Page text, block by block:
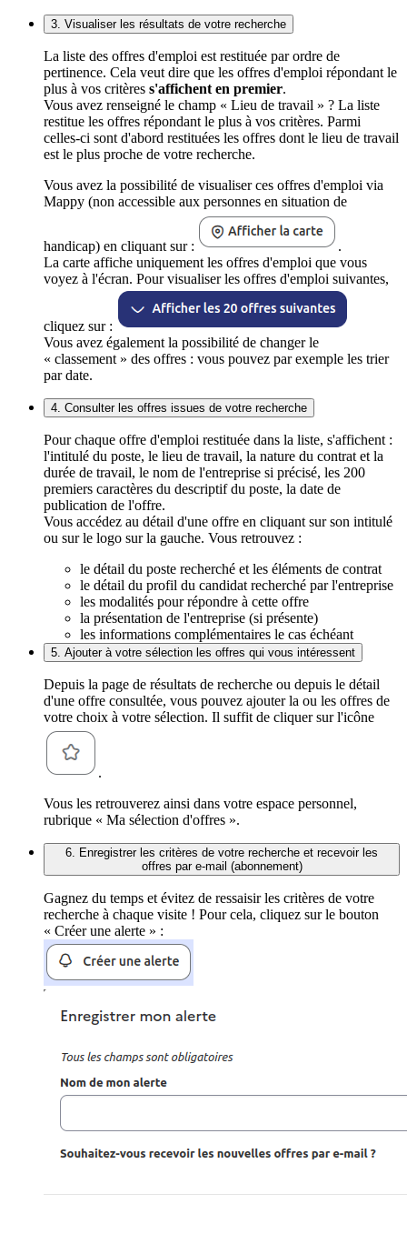
3. Visualiser les résultats de votre recherche
La liste des offres d'emploi est restituée par ordre de
pertinence. Cela veut dire que les offres d'emploi répondant le
plus à vos critères s'affichent en premier.
Vous avez renseigné le champ « Lieu de travail » ? La liste
restitue les offres répondant le plus à vos critères. Parmi
celles-ci sont d'abord restituées les offres dont le lieu de travail
est le plus proche de votre recherche.
Vous avez la possibilité de visualiser ces offres d'emploi via
Mappy (non accessible aux personnes en situation de
handicap) en cliquant sur :
.
La carte affiche uniquement les offres d'emploi que vous
voyez à l'écran. Pour visualiser les offres d'emploi suivantes,
cliquez sur :
Vous avez également la possibilité de changer le
« classement » des offres : vous pouvez par exemple les trier
par date.
4. Consulter les offres issues de votre recherche
Pour chaque offre d'emploi restituée dans la liste, s'affichent :
l'intitulé du poste, le lieu de travail, la nature du contrat et la
durée de travail, le nom de l'entreprise si précisé, les 200
premiers caractères du descriptif du poste, la date de
publication de l'offre.
Vous accédez au détail d'une offre en cliquant sur son intitulé
ou sur le logo sur la gauche. Vous retrouvez :
le détail du poste recherché et les éléments de contrat
le détail du profil du candidat recherché par l'entreprise
les modalités pour répondre à cette offre
la présentation de l'entreprise (si présente)
les informations complémentaires le cas échéant
5. Ajouter à votre sélection les offres qui vous intéressent
Depuis la page de résultats de recherche ou depuis le détail
d'une offre consultée, vous pouvez ajouter la ou les offres de
votre choix à votre sélection. Il suffit de cliquer sur l'icône
.
Vous les retrouverez ainsi dans votre espace personnel,
rubrique « Ma sélection d'offres ».
6. Enregistrer les critères de votre recherche et recevoir les
offres par e-mail (abonnement)
Gagnez du temps et évitez de ressaisir les critères de votre
recherche à chaque visite ! Pour cela, cliquez sur le bouton
« Créer une alerte » :